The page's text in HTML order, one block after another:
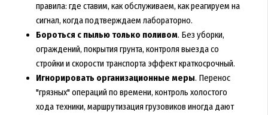
правила: где ставим, как обслуживаем, как реагируем на
сигнал, когда подтверждаем лабораторно.
Бороться с пылью только поливом. Без уборки,
ограждений, покрытия грунта, контроля выезда со
стройки и скорости транспорта эффект краткосрочный.
Игнорировать организационные меры. Перенос
"грязных" операций по времени, контроль холостого
хода техники, маршрутизация грузовиков иногда дают